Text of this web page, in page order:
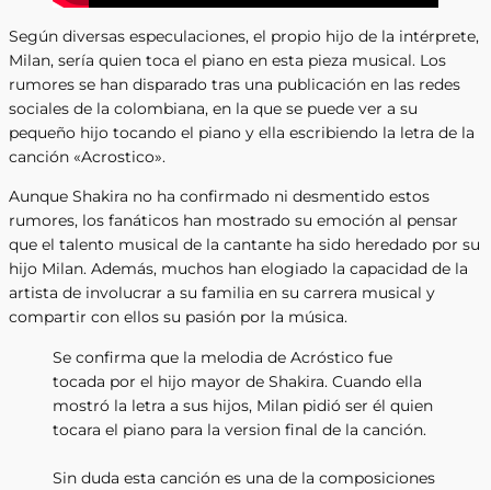
Según diversas especulaciones, el propio hijo de la intérprete,
Milan, sería quien toca el piano en esta pieza musical. Los
rumores se han disparado tras una publicación en las redes
sociales de la colombiana, en la que se puede ver a su
pequeño hijo tocando el piano y ella escribiendo la letra de la
canción «Acrostico».
Aunque Shakira no ha confirmado ni desmentido estos
rumores, los fanáticos han mostrado su emoción al pensar
que el talento musical de la cantante ha sido heredado por su
hijo Milan. Además, muchos han elogiado la capacidad de la
artista de involucrar a su familia en su carrera musical y
compartir con ellos su pasión por la música.
Se confirma que la melodia de Acróstico fue
tocada por el hijo mayor de Shakira. Cuando ella
mostró la letra a sus hijos, Milan pidió ser él quien
tocara el piano para la version final de la canción.
Sin duda esta canción es una de la composiciones